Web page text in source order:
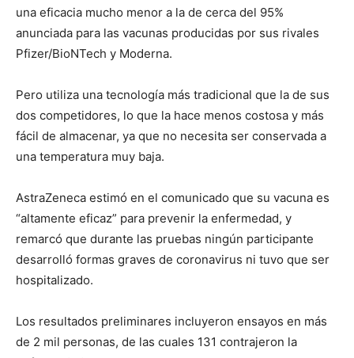
una eficacia mucho menor a la de cerca del 95%
anunciada para las vacunas producidas por sus rivales
Pfizer/BioNTech y Moderna.
Pero utiliza una tecnología más tradicional que la de sus
dos competidores, lo que la hace menos costosa y más
fácil de almacenar, ya que no necesita ser conservada a
una temperatura muy baja.
AstraZeneca estimó en el comunicado que su vacuna es
“altamente eficaz” para prevenir la enfermedad, y
remarcó que durante las pruebas ningún participante
desarrolló formas graves de coronavirus ni tuvo que ser
hospitalizado.
Los resultados preliminares incluyeron ensayos en más
de 2 mil personas, de las cuales 131 contrajeron la